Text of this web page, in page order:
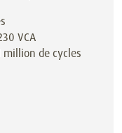
VCA
million de cycles